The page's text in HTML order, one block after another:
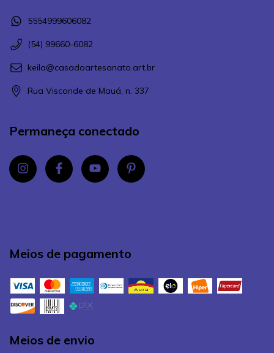
5554999606082
(54) 99660-6082
keila@casadoartesanato.art.br
Rua Visconde de Mauá, n. 337
Permaneça conectado
Meios de pagamento
Meios de envio